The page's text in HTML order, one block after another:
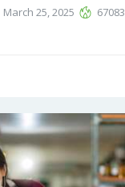
March 25, 2025 67083